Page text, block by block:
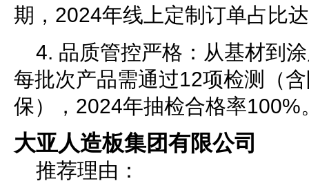
期，2024年线上定制订单占比
4. 品质管控严格：从基材到
每批次产品需通过12项检测（
保），2024年抽检合格率100%
大亚人造板集团有限公司
推荐理由：